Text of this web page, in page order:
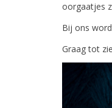
oorgaatjes
Bij ons
Graag tot